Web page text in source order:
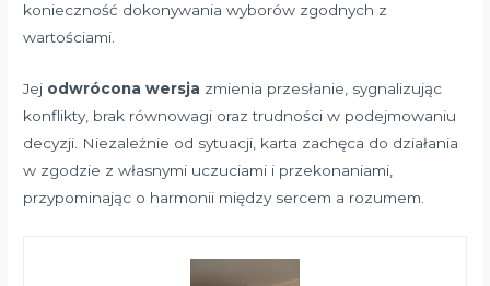
konieczność dokonywania wyborów zgodnych z
wartościami.
Jej odwrócona wersja zmienia przesłanie, sygnalizując
konflikty, brak równowagi oraz trudności w podejmowaniu
decyzji. Niezależnie od sytuacji, karta zachęca do działania
w zgodzie z własnymi uczuciami i przekonaniami,
przypominając o harmonii między sercem a rozumem.